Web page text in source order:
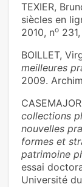
TEXIER,
siècles en
2010, no
BOILLET,
meilleures
2009.
collections
nouvelles
formes et
patrimoine
essai
Université